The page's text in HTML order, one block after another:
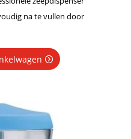
na te vullen door